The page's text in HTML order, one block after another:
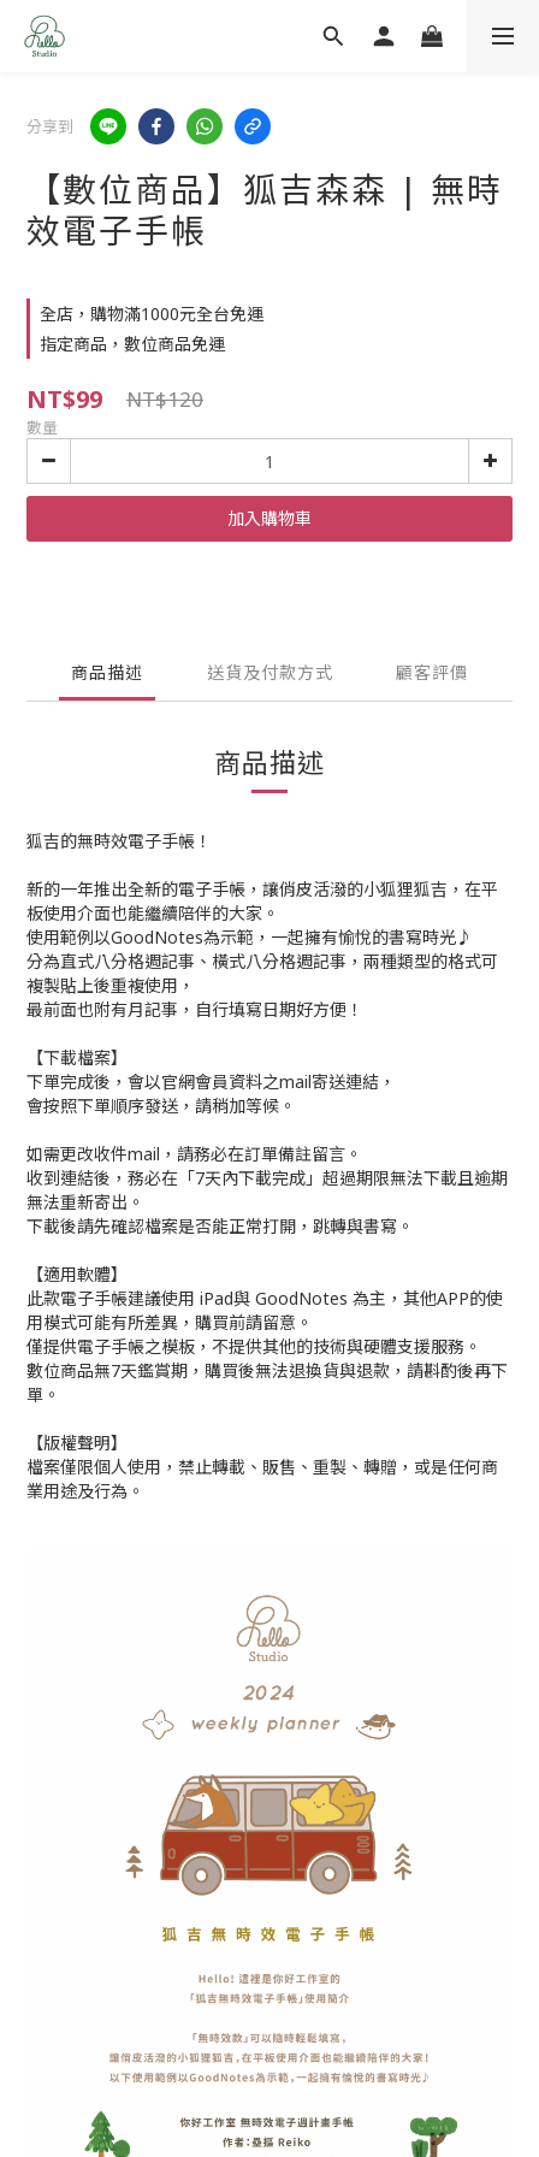
分享到
【數位商品】狐吉森森 | 無時
效電子手帳
全店，購物滿1000元全台免運
指定商品，數位商品免運
NT$99 NT$120
數量
加入購物車
商品描述 送貨及付款方式 顧客評價
商品描述
狐吉的無時效電子手帳！
新的一年推出全新的電子手帳，讓俏皮活潑的小狐狸狐吉，在平
板使用介面也能繼續陪伴的大家。
使用範例以GoodNotes為示範，一起擁有愉悅的書寫時光♪
分為直式八分格週記事、橫式八分格週記事，兩種類型的格式可
複製貼上後重複使用，
最前面也附有月記事，自行填寫日期好方便！
【下載檔案】
下單完成後，會以官網會員資料之mail寄送連結，
會按照下單順序發送，請稍加等候。
如需更改收件mail，請務必在訂單備註留言。
收到連結後，務必在「7天內下載完成」超過期限無法下載且逾期
無法重新寄出。
下載後請先確認檔案是否能正常打開，跳轉與書寫。
【適用軟體】
此款電子手帳建議使用 iPad與 GoodNotes 為主，其他APP的使
用模式可能有所差異，購買前請留意。
僅提供電子手帳之模板，不提供其他的技術與硬體支援服務。
數位商品無7天鑑賞期，購買後無法退換貨與退款，請斟酌後再下
單。
【版權聲明】
檔案僅限個人使用，禁止轉載、販售、重製、轉贈，或是任何商
業用途及行為。